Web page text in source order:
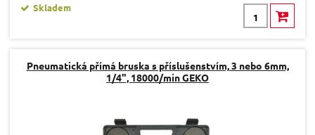
Skladem
Pneumatická přímá bruska s příslušenstvím, 3 nebo 6mm,
1/4", 18000/min GEKO